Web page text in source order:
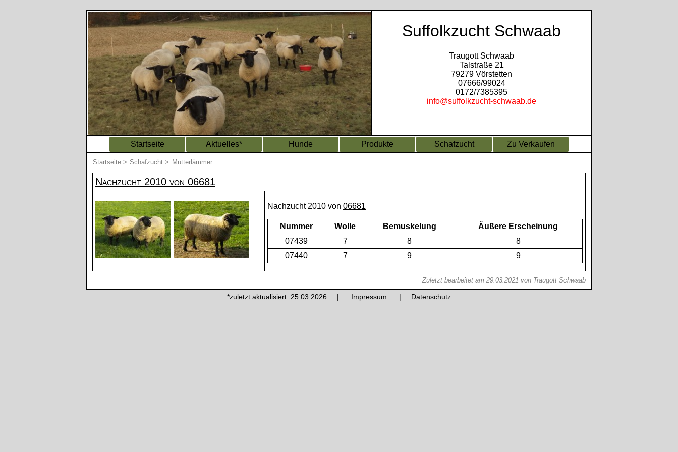
Suffolkzucht Schwaab
Traugott Schwaab
Talstraße 21
79279 Vörstetten
07666/99024
0172/7385395
info@suffolkzucht-schwaab.de
Startseite Aktuelles* Hunde Produkte Schafzucht Zu Verkaufen
Startseite > Schafzucht > Mutterlämmer
Nachzucht 2010 von 06681
Nachzucht 2010 von 06681
Nummer Wolle Bemuskelung
Äußere Erscheinung
07439
7 8
8
07440
7 9 9
Zuletzt bearbeitet am 29.03.2021 von Traugott Schwaab
*zuletzt aktualisiert: 25.03.2026 | Impressum | Datenschutz